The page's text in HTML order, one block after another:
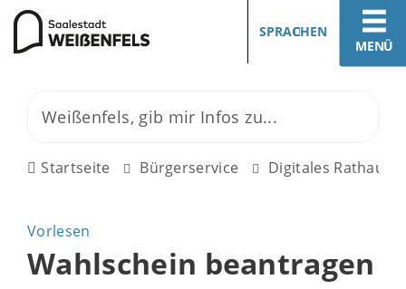
MENÜ
SPRACHEN
Startseite Bürgerservice Digitales Rathaus
Vorlesen
Wahlschein beantragen